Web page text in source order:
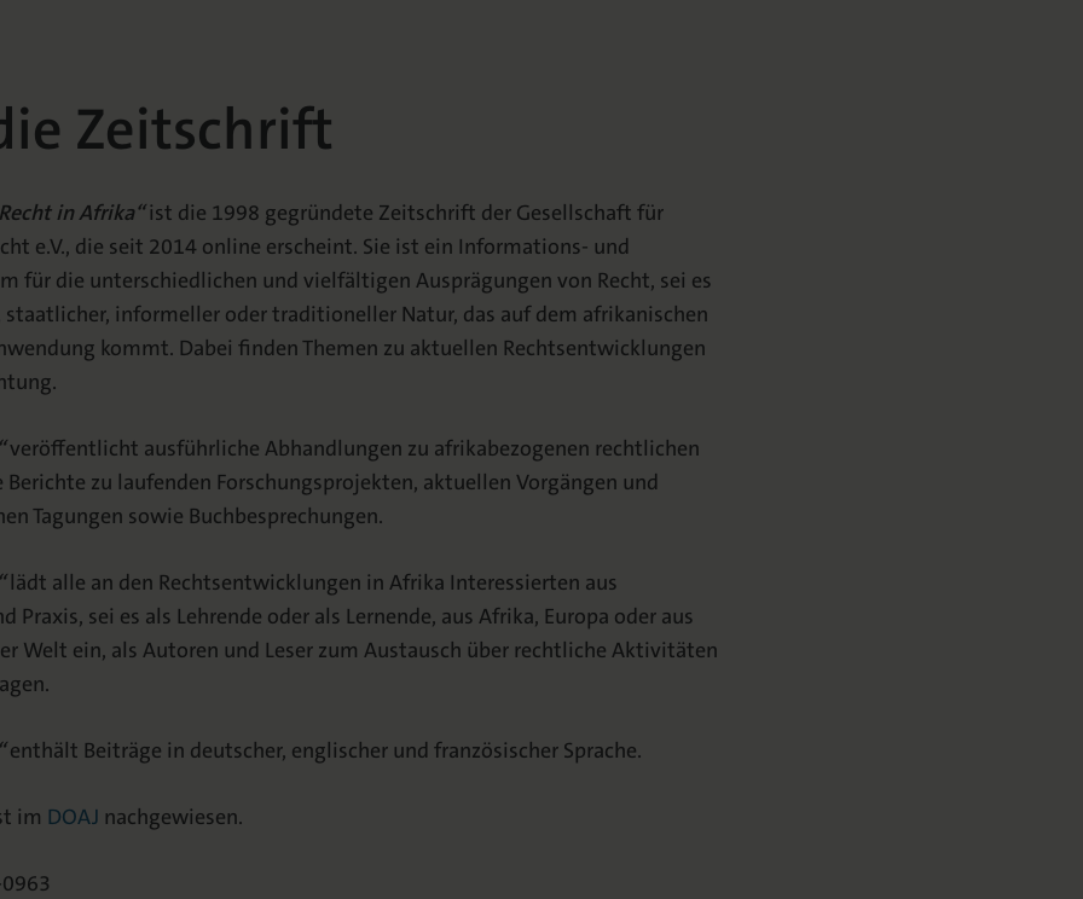
Zeitschrift
in Afrika“ist die 1998 gegründete Zeitschrift der Gesellschaft für
e.V., die seit 2014 online erscheint. Sie ist ein Informations- und
für die unterschiedlichen und vielfältigen Ausprägungen von Recht, sei es
informeller oder traditioneller Natur, das auf dem afrikanischen
kommt. Dabei finden Themen zu aktuellen Rechtsentwicklungen
veröffentlicht ausführliche Abhandlungen zu afrikabezogenen rechtlichen
Berichte zu laufenden Forschungsprojekten, aktuellen Vorgängen und
Tagungen sowie Buchbesprechungen.
lädt alle an den Rechtsentwicklungen in Afrika Interessierten aus
Praxis, sei es als Lehrende oder als Lernende, aus Afrika, Europa oder aus
Welt ein, als Autoren und Leser zum Austausch über rechtliche Aktivitäten
enthält Beiträge in deutscher, englischer und französischer Sprache.
im DOAJ nachgewiesen.